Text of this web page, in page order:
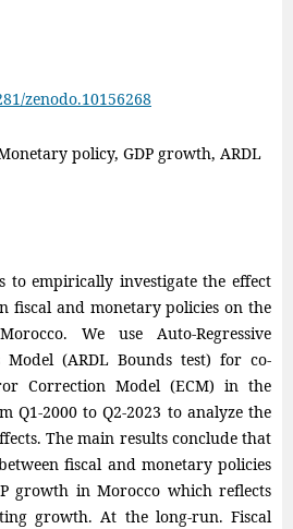
zenodo.10156268
policy, GDP growth, ARDL
to empirically investigate the effect
fiscal and monetary policies on the
We use Auto-Regressive
(ARDL Bounds test) for co-
Correction Model (ECM) in the
Q1-2000 to Q2-2023 to analyze the
The main results conclude that
fiscal and monetary policies
growth in Morocco which reflects
growth. At the long-run. Fiscal